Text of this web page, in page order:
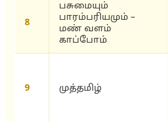
8
பசுமையும்
பாரம்பரியமும் –
மண் வளம்
காப்போம்
9 முத்தமிழ்